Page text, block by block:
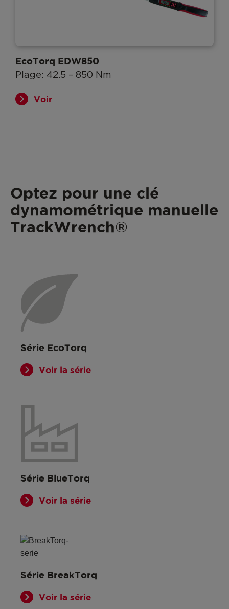
EcoTorq EDW850
Plage: 42.5 – 850 Nm
Voir
Optez pour une clé
dynamométrique manuelle
TrackWrench®
Série EcoTorq
Voir la série
Série BlueTorq
Voir la série
Série BreakTorq
Voir la série